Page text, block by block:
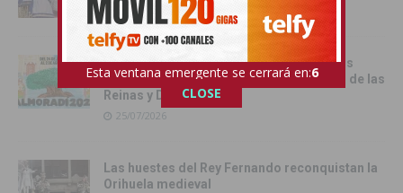
26/07/2026
Almoradí da el pistoletazo de salida a sus
Feria y Fiestas 2026 con la proclamación de las
Reinas y Damas
25/07/2026
Las huestes del Rey Fernando reconquistan la
Orihuela medieval
Esta ventana emergente se cerrará en:4
CLOSE